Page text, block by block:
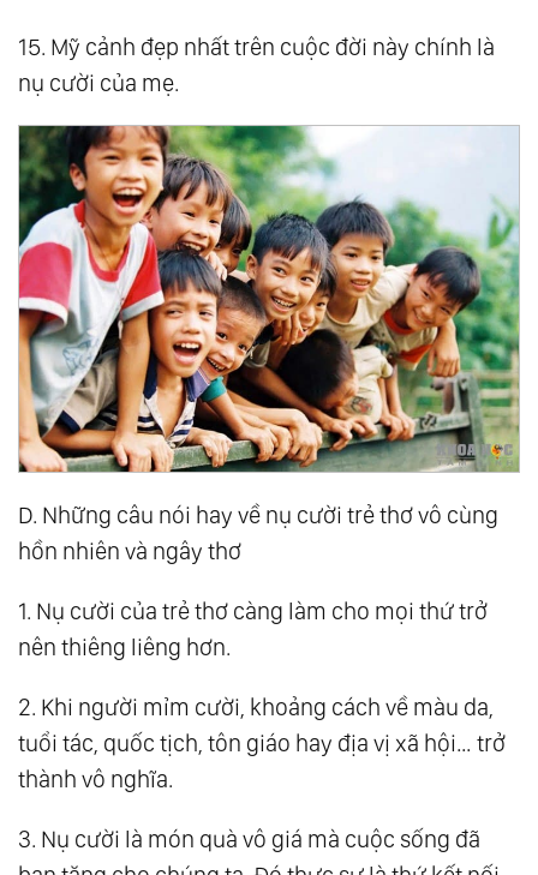
15. Mỹ cảnh đẹp nhất trên cuộc đời này chính là
nụ cười của mẹ.
D. Những câu nói hay về nụ cười trẻ thơ vô cùng
hồn nhiên và ngây thơ
1. Nụ cười của trẻ thơ càng làm cho mọi thứ trở
nên thiêng liêng hơn.
2. Khi người mỉm cười, khoảng cách về màu da,
tuổi tác, quốc tịch, tôn giáo hay địa vị xã hội… trở
thành vô nghĩa.
3. Nụ cười là món quà vô giá mà cuộc sống đã